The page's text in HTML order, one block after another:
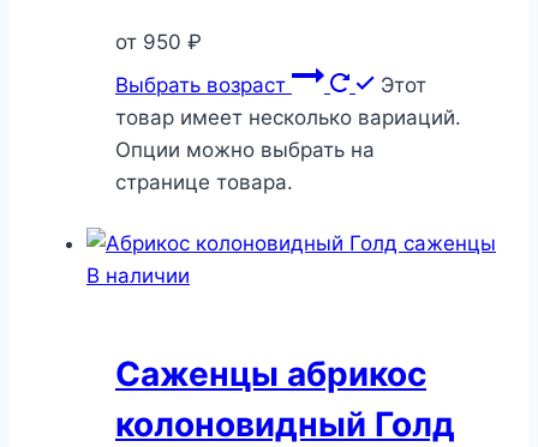
от 950 ₽
Выбрать возраст
Этот
товар имеет несколько вариаций.
Опции можно выбрать на
странице товара.
В наличии
Саженцы абрикос
колоновидный Голд